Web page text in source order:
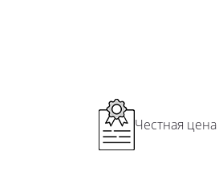
Честная цена